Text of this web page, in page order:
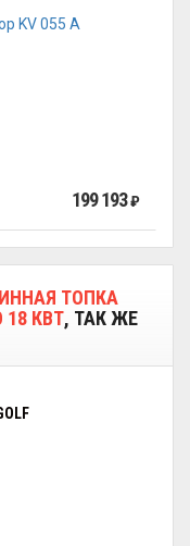
199 193₽
ТОПКА
18 КВТ, ТАК ЖЕ